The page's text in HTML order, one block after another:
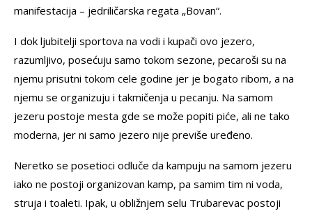
manifestacija – jedriličarska regata „Bovan“.
I dok ljubitelji sportova na vodi i kupači ovo jezero,
razumljivo, posećuju samo tokom sezone, pecaroši su na
njemu prisutni tokom cele godine jer je bogato ribom, a na
njemu se organizuju i takmičenja u pecanju. Na samom
jezeru postoje mesta gde se može popiti piće, ali ne tako
moderna, jer ni samo jezero nije previše uređeno.
Neretko se posetioci odluče da kampuju na samom jezeru
iako ne postoji organizovan kamp, pa samim tim ni voda,
struja i toaleti. Ipak, u obližnjem selu Trubarevac postoji